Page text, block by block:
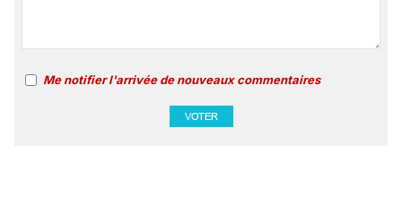
Me notifier l'arrivée de nouveaux commentaires